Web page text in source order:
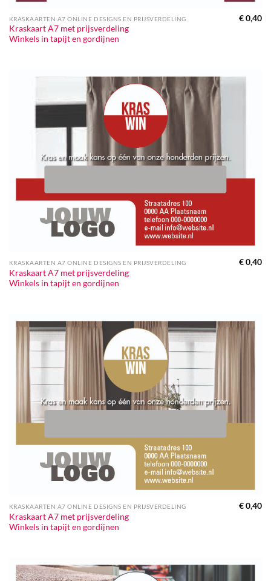
KRASKAARTEN A7 ONLINE DESIGNS EN PRIJSVERDELING
Kraskaart A7 met prijsverdeling
Winkels in tapijt en gordijnen
€0,40
KRASKAARTEN A7 ONLINE DESIGNS EN PRIJSVERDELING
Kraskaart A7 met prijsverdeling
Winkels in tapijt en gordijnen
€0,40
KRASKAARTEN A7 ONLINE DESIGNS EN PRIJSVERDELING
Kraskaart A7 met prijsverdeling
Winkels in tapijt en gordijnen
€0,40